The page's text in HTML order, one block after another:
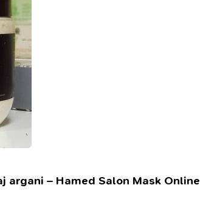
argani – Hamed Salon Mask Online